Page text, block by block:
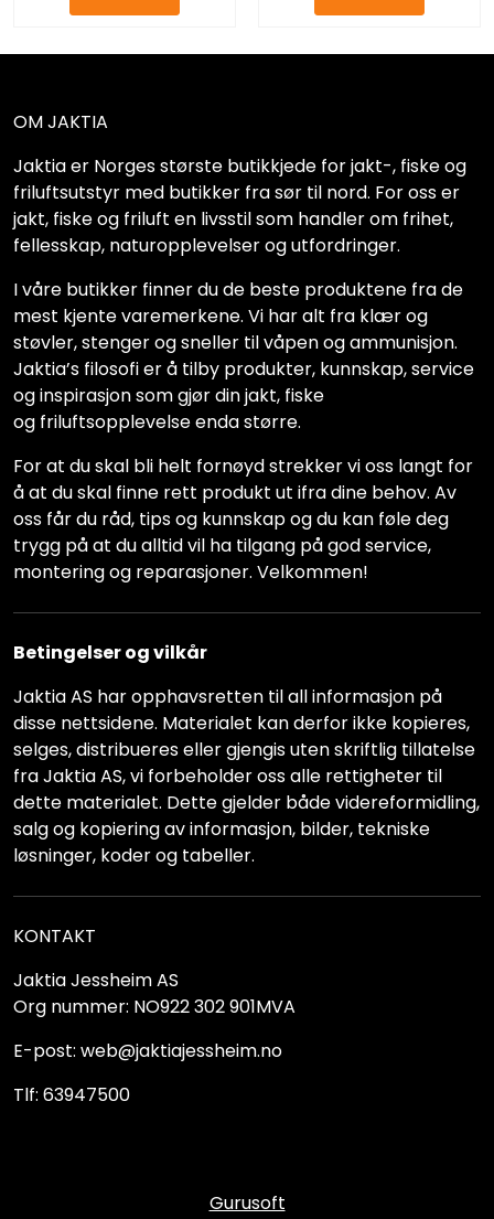
OM JAKTIA
Jaktia er Norges største butikkjede for jakt-, fiske og
friluftsutstyr med butikker fra sør til nord. For oss er
jakt, fiske og friluft en livsstil som handler om frihet,
fellesskap, naturopplevelser og utfordringer.
I våre butikker finner du de beste produktene fra de
mest kjente varemerkene. Vi har alt fra klær og
støvler, stenger og sneller til våpen og ammunisjon.
Jaktia’s filosofi er å tilby produkter, kunnskap, service
og inspirasjon som gjør din jakt, fiske
og friluftsopplevelse enda større.
For at du skal bli helt fornøyd strekker vi oss langt for
å at du skal finne rett produkt ut ifra dine behov. Av
oss får du råd, tips og kunnskap og du kan føle deg
trygg på at du alltid vil ha tilgang på god service,
montering og reparasjoner. Velkommen!
Betingelser og vilkår
Jaktia AS har opphavsretten til all informasjon på
disse nettsidene. Materialet kan derfor ikke kopieres,
selges, distribueres eller gjengis uten skriftlig tillatelse
fra Jaktia AS, vi forbeholder oss alle rettigheter til
dette materialet. Dette gjelder både videreformidling,
salg og kopiering av informasjon, bilder, tekniske
løsninger, koder og tabeller.
KONTAKT
Jaktia Jessheim AS
Org nummer: NO922 302 901MVA
E-post: web@jaktiajessheim.no
Tlf: 63947500
Gurusoft